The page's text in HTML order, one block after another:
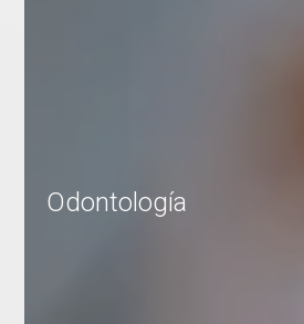
Odontología